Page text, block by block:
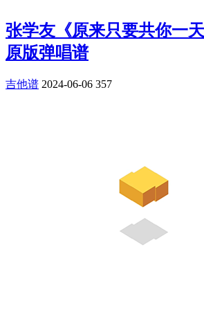
张学友《原来只要共你一
原版弹唱谱
吉他谱 2024-06-06 357